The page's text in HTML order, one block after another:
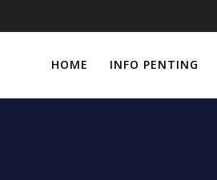
HOME INFO PENTING